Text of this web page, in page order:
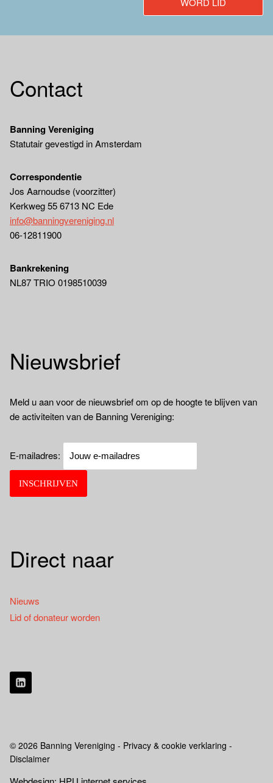
Contact
Banning Vereniging
Statutair gevestigd in Amsterdam
Correspondentie
Jos Aarnoudse (voorzitter)
Kerkweg 55 6713 NC Ede
info@banningvereniging.nl
06-12811900
Bankrekening
NL87 TRIO 0198510039
Nieuwsbrief
Meld u aan voor de nieuwsbrief om op de hoogte te blijven van
de activiteiten van de Banning Vereniging:
E-mailadres:
Direct naar
Nieuws
Lid of donateur worden
© 2026 Banning Vereniging - Privacy & cookie verklaring -
Disclaimer